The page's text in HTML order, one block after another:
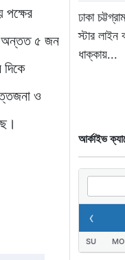
পক্ষের
অন্তত ৫ জন
ও
ঢাকা
স্টার লাইন
ধাক্কায়...
আর্কাইভ
‹
SU MO